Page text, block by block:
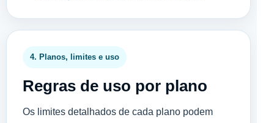
4. Planos, limites e uso
Regras de uso por plano
Os limites detalhados de cada plano podem